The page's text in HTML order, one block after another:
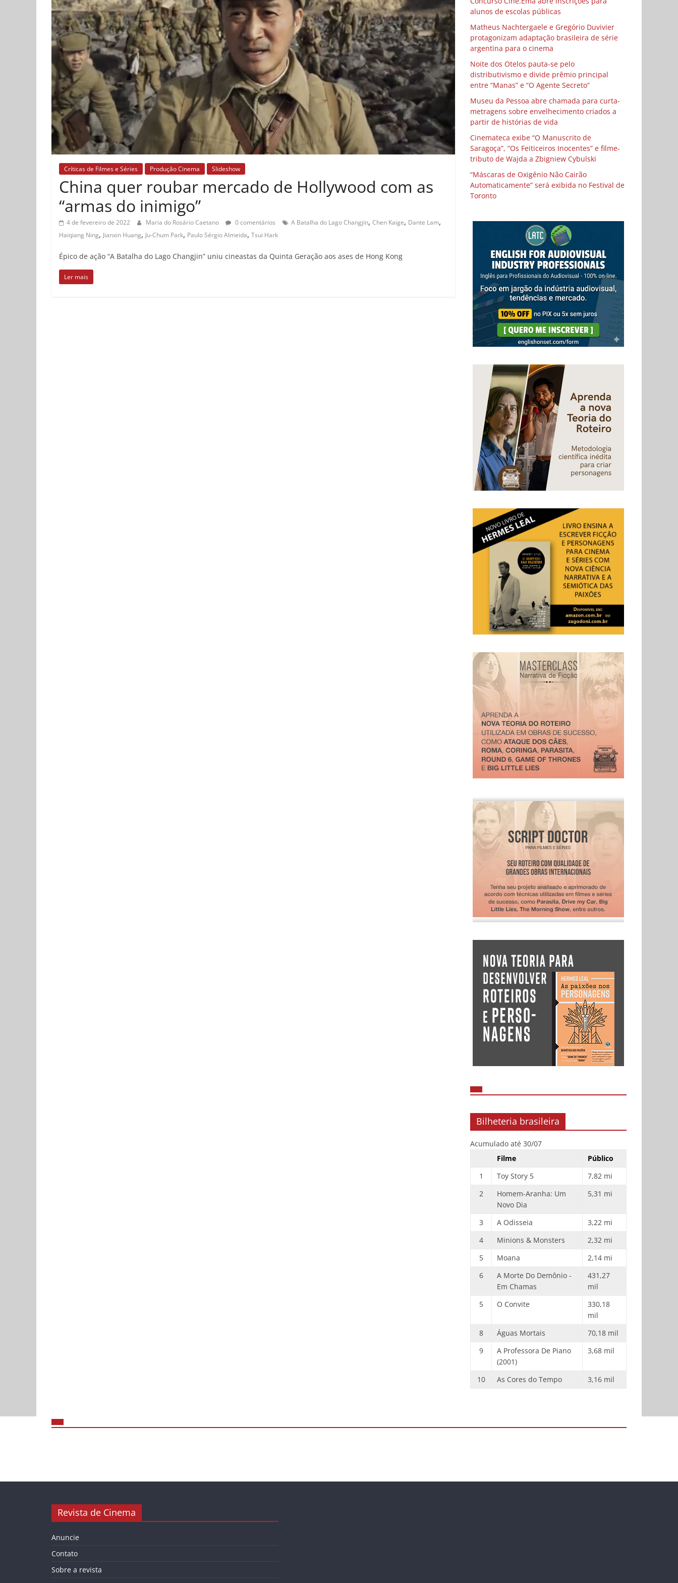
Críticas de Filmes e Séries Produção Cinema Slideshow
China quer roubar mercado de Hollywood com as
“armas do inimigo”
4 de fevereiro de 2022 Maria do Rosário Caetano 0 comentários A Batalha do Lago Changjin, Chen Kaige, Dante Lam,
Haiqiang Ning, Jianxin Huang, Ju-Chum Park, Paulo Sérgio Almeida, Tsui Hark
Épico de ação “A Batalha do Lago Changjin” uniu cineastas da Quinta Geração aos ases de Hong Kong
Ler mais
alunos de escolas públicas
Matheus Nachtergaele e Gregório Duvivier
protagonizam adaptação brasileira de série
argentina para o cinema
Noite dos Otelos pauta-se pelo
distributivismo e divide prêmio principal
entre “Manas” e “O Agente Secreto”
Museu da Pessoa abre chamada para curta-
metragens sobre envelhecimento criados a
partir de histórias de vida
Cinemateca exibe “O Manuscrito de
Saragoça”, “Os Feiticeiros Inocentes” e filme-
tributo de Wajda a Zbigniew Cybulski
“Máscaras de Oxigênio Não Cairão
Automaticamente” será exibida no Festival de
Toronto
Bilheteria brasileira
Acumulado até 30/07
Filme
Público
1
Toy Story 5
7,82 mi
2
Homem-Aranha: Um
Novo Dia
5,31 mi
3 A Odisseia
3,22 mi
4
Minions & Monsters
2,32 mi
5
Moana
2,14 mi
6
A Morte Do Demônio -
Em Chamas
431,27
mil
5
O Convite
330,18
mil
8
Águas Mortais
70,18 mil
9
A Professora De Piano
(2001)
3,68 mil
10 As Cores do Tempo 3,16 mil
Revista de Cinema
Anuncie
Contato
Sobre a revista